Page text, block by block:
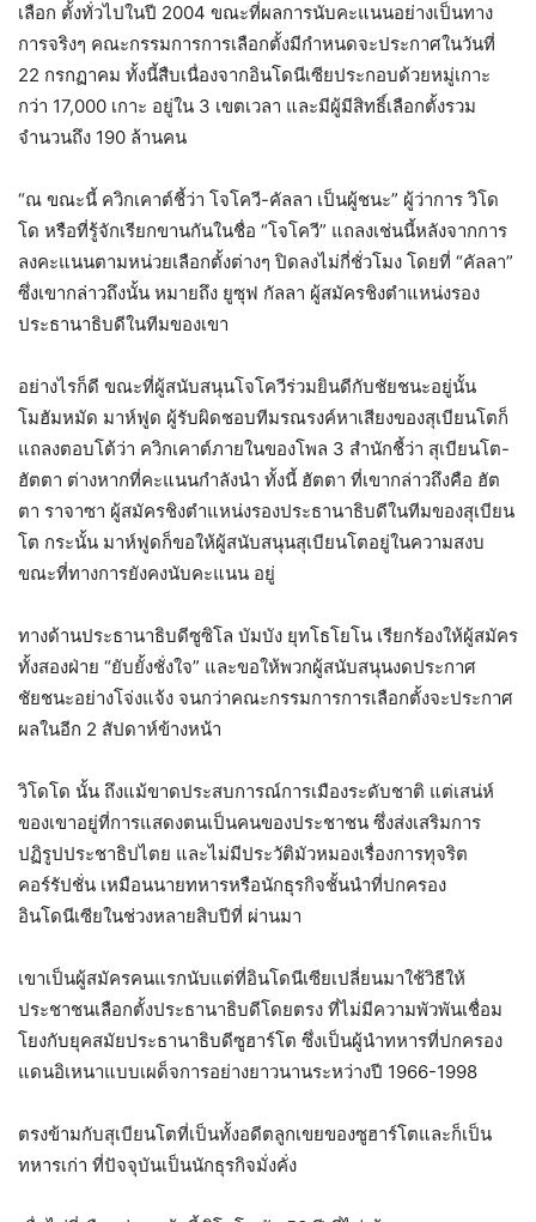
เลือก ตั้งทั่วไปในปี 2004 ขณะที่ผลการนับคะแนนอย่างเป็นทาง
การจริงๆ คณะกรรมการการเลือกตั้งมีกำหนดจะประกาศในวันที่
22 กรกฏาคม ทั้งนี้สืบเนื่องจากอินโดนีเซียประกอบด้วยหมู่เกาะ
กว่า 17,000 เกาะ อยู่ใน 3 เขตเวลา และมีผู้มีสิทธิ์เลือกตั้งรวม
จำนวนถึง 190 ล้านคน
“ณ ขณะนี้ ควิกเคาต์ชี้ว่า โจโควี-คัลลา เป็นผู้ชนะ” ผู้ว่าการ วิโด
โด หรือที่รู้จักเรียกขานกันในชื่อ “โจโควี” แถลงเช่นนี้หลังจากการ
ลงคะแนนตามหน่วยเลือกตั้งต่างๆ ปิดลงไม่กี่ชั่วโมง โดยที่ “คัลลา”
ซึ่งเขากล่าวถึงนั้น หมายถึง ยูซุฟ กัลลา ผู้สมัครชิงตำแหน่งรอง
ประธานาธิบดีในทีมของเขา
อย่างไรก็ดี ขณะที่ผู้สนับสนุนโจโควีร่วมยินดีกับชัยชนะอยู่นั้น
โมฮัมหมัด มาห์ฟูด ผู้รับผิดชอบทีมรณรงค์หาเสียงของสุเบียนโตก็
แถลงตอบโต้ว่า ควิกเคาต์ภายในของโพล 3 สำนักชี้ว่า สุเบียนโต-
ฮัตตา ต่างหากที่คะแนนกำลังนำ ทั้งนี้ ฮัตตา ที่เขากล่าวถึงคือ ฮัต
ตา ราจาซา ผู้สมัครชิงตำแหน่งรองประธานาธิบดีในทีมของสุเบียน
โต กระนั้น มาห์ฟูดก็ขอให้ผู้สนับสนุนสุเบียนโตอยู่ในความสงบ
ขณะที่ทางการยังคงนับคะแนน อยู่
ทางด้านประธานาธิบดีซูซิโล บัมบัง ยุทโธโยโน เรียกร้องให้ผู้สมัคร
ทั้งสองฝ่าย “ยับยั้งชั่งใจ” และขอให้พวกผู้สนับสนุนงดประกาศ
ชัยชนะอย่างโจ่งแจ้ง จนกว่าคณะกรรมการการเลือกตั้งจะประกาศ
ผลในอีก 2 สัปดาห์ข้างหน้า
วิโดโด นั้น ถึงแม้ขาดประสบการณ์การเมืองระดับชาติ แต่เสน่ห์
ของเขาอยู่ที่การแสดงตนเป็นคนของประชาชน ซึ่งส่งเสริมการ
ปฏิรูปประชาธิปไตย และไม่มีประวัติมัวหมองเรื่องการทุจริต
คอร์รัปชั่น เหมือนนายทหารหรือนักธุรกิจชั้นนำที่ปกครอง
อินโดนีเซียในช่วงหลายสิบปีที่ ผ่านมา
เขาเป็นผู้สมัครคนแรกนับแต่ที่อินโดนีเซียเปลี่ยนมาใช้วิธีให้
ประชาชนเลือกตั้งประธานาธิบดีโดยตรง ที่ไม่มีความพัวพันเชื่อม
โยงกับยุคสมัยประธานาธิบดีซูฮาร์โต ซึ่งเป็นผู้นำทหารที่ปกครอง
แดนอิเหนาแบบเผด็จการอย่างยาวนานระหว่างปี 1966-1998
ตรงข้ามกับสุเบียนโตที่เป็นทั้งอดีตลูกเขยของซูฮาร์โตและก็เป็น
ทหารเก่า ที่ปัจจุบันเป็นนักธุรกิจมั่งคั่ง